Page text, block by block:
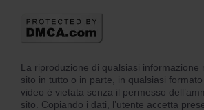
La riproduzione di qualsiasi informazione
sito in tutto o in parte, in qualsiasi
video è vietata senza il permesso
sito. Copiando i dati, l’utente accetta